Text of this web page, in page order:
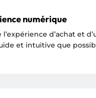
numérique
l’expérience d’achat et
et intuitive que